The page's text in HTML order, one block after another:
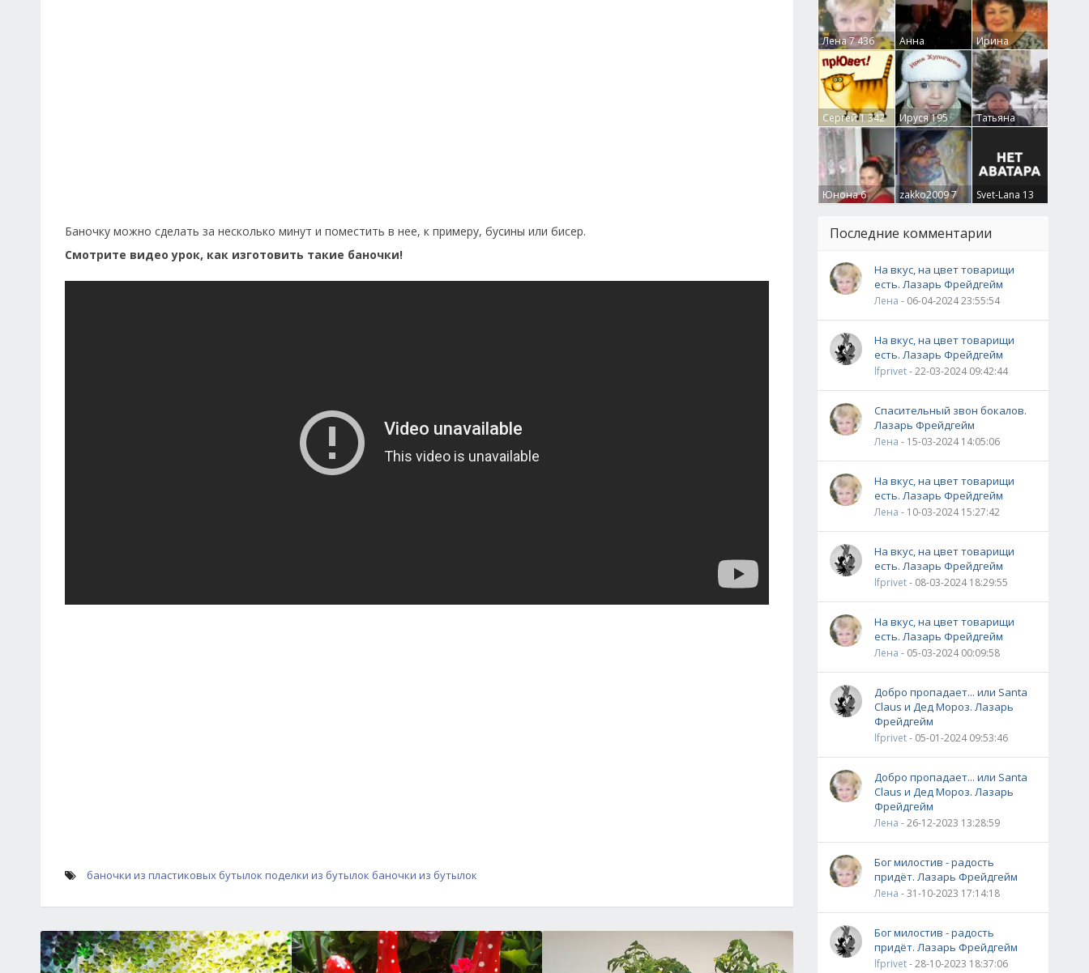
Баночку можно сделать за несколько минут и поместить в нее, к примеру, бусины или бисер.
Смотрите видео урок, как изготовить такие баночки!
баночки из пластиковых бутылок поделки из бутылок баночки из бутылок
Лена7 436
Анна
Гумлевая0
Ирина
Бруцкая41
Сергей1 342 Ируся195
Татьяна
Крючкова0
Юнона6 zakko20097 Svet-Lana 13
Последние комментарии
На вкус, на цвет товарищи
есть. Лазарь Фрейдгейм
Лена - 06-04-2024 23:55:54
На вкус, на цвет товарищи
есть. Лазарь Фрейдгейм
lfprivet- 22-03-2024 09:42:44
Спасительный звон бокалов.
Лазарь Фрейдгейм
Лена - 15-03-2024 14:05:06
На вкус, на цвет товарищи
есть. Лазарь Фрейдгейм
Лена - 10-03-2024 15:27:42
На вкус, на цвет товарищи
есть. Лазарь Фрейдгейм
lfprivet- 08-03-2024 18:29:55
На вкус, на цвет товарищи
есть. Лазарь Фрейдгейм
Лена - 05-03-2024 00:09:58
Добро пропадает... или Santa
Claus и Дед Мороз. Лазарь
Фрейдгейм
lfprivet- 05-01-2024 09:53:46
Добро пропадает... или Santa
Claus и Дед Мороз. Лазарь
Фрейдгейм
Лена - 26-12-2023 13:28:59
Бог милостив - радость
придёт. Лазарь Фрейдгейм
Лена - 31-10-2023 17:14:18
Бог милостив - радость
придёт. Лазарь Фрейдгейм
lfprivet- 28-10-2023 18:37:06